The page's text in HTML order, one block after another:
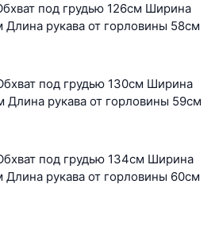
под грудью 126см Ширина
Длина рукава от горловины 58см
под грудью 130см Ширина
Длина рукава от горловины 59см
под грудью 134см Ширина
Длина рукава от горловины 60см